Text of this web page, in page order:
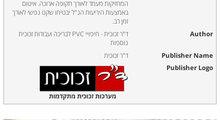
המחזיקות מעמד לאורך תקופה ארוכה. איטום
באמצעות היריעות הנ"ל יבטיחו שקט נפשי לאורך
זמן רב.
Author
ד"ר זכוכית - חיפויי PVC לבריכה ועבודות זכוכית
נוספות
Publisher Name ד"ר זכוכית
Publisher Logo